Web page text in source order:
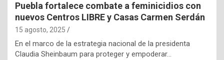
Puebla fortalece combate a feminicidios con
nuevos Centros LIBRE y Casas Carmen Serdán
15 agosto, 2025
En el marco de la estrategia nacional de la presidenta
Claudia Sheinbaum para proteger y empoderar…